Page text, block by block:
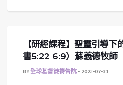
【研經課程】聖靈引導下
書5:22-6:9）蘇義德牧
BY全球基督徒禱告院 2023-07-31